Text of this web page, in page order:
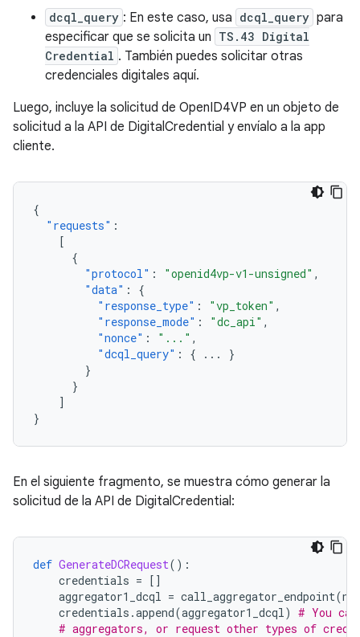
dcql_query : En este caso, usa dcql_query para
especificar que se solicita un TS.43 Digital
Credential . También puedes solicitar otras
credenciales digitales aquí.
Luego, incluye la solicitud de OpenID4VP en un objeto de
solicitud a la API de DigitalCredential y envíalo a la app
cliente.
{
"requests" :
[
{
"protocol" : "openid4vp-v1-unsigned" ,
"data" :
{
"response_type" : "vp_token" ,
"response_mode" : "dc_api" ,
"nonce" : "..." ,
"dcql_query" : { ...
}
}
}
]
}
En el siguiente fragmento, se muestra cómo generar la
solicitud de la API de DigitalCredential:
def GenerateDCRequest():
credentials = []
aggregator1_dcql = call_aggregator_endpoint(
credentials .append(aggregator1_dcql ) # You
# aggregators, or request other types of